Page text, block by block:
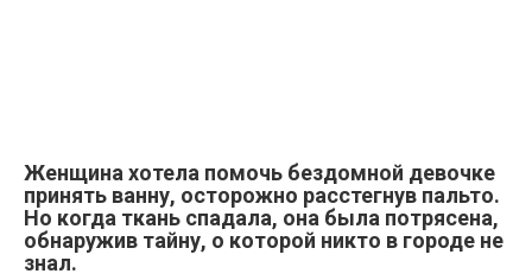
Женщина хотела помочь бездомной девочке
принять ванну, осторожно расстегнув пальто.
Но когда ткань спадала, она была потрясена,
обнаружив тайну, о которой никто в городе не
знал.